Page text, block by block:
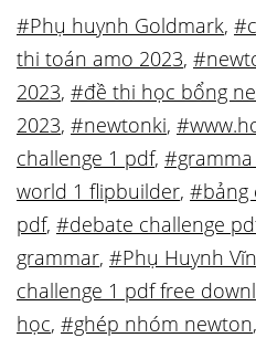
#Phụ huynh Goldmark,
thi toán amo 2023,
2023, #đề thi học bổng
2023, #newtonki,
challenge 1 pdf,
world 1 flipbuilder, #bảng
pdf, #debate challenge
grammar, #Phụ Huynh
challenge 1 pdf free
học, #ghép nhóm newton,